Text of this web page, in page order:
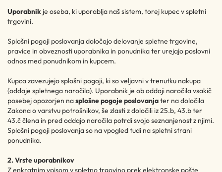
Uporabnik je oseba, ki uporablja naš sistem, torej kupec v spletni
trgovini.
Splošni pogoji poslovanja določajo delovanje spletne trgovine,
pravice in obveznosti uporabnika in ponudnika ter urejajo poslovni
odnos med ponudnikom in kupcem.
Kupca zavezujejo splošni pogoji, ki so veljavni v trenutku nakupa
(oddaje spletnega naročila). Uporabnik je ob oddaji naročila vsakič
posebej opozorjen nasplošne pogoje poslovanjater na določila
Zakona o varstvu potrošnikov, še zlasti z določili iz 25.b, 43.b ter
43.č člena in pred oddajo naročila potrdi svojo seznanjenost z njimi.
Splošni pogoji poslovanja so na vpogled tudi na spletni strani
ponudnika.
2. Vrste uporabnikov
Z enkratnim vpisom v spletno trgovino prek elektronske pošte